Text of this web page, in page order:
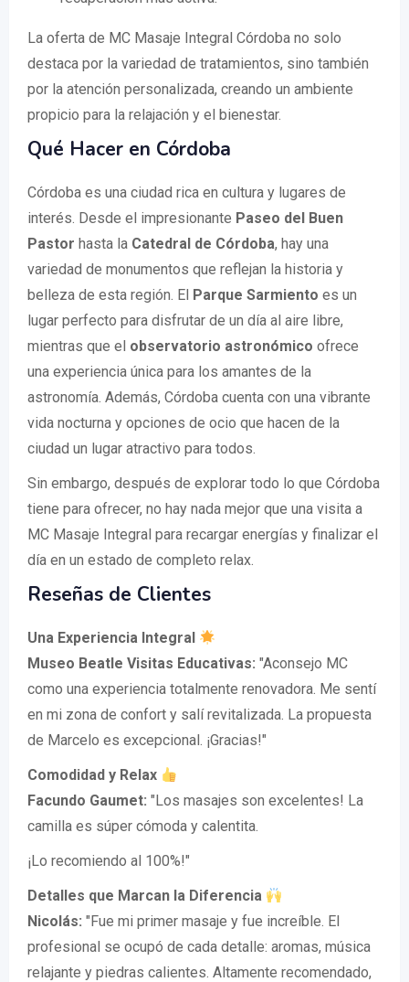
La oferta de MC Masaje Integral Córdoba no solo
destaca por la variedad de tratamientos, sino también
por la atención personalizada, creando un ambiente
propicio para la relajación y el bienestar.
Qué Hacer en Córdoba
Córdoba es una ciudad rica en cultura y lugares de
interés. Desde el impresionante Paseo del Buen
Pastor hasta la Catedral de Córdoba, hay una
variedad de monumentos que reflejan la historia y
belleza de esta región. El Parque Sarmiento es un
lugar perfecto para disfrutar de un día al aire libre,
mientras que el observatorio astronómico ofrece
una experiencia única para los amantes de la
astronomía. Además, Córdoba cuenta con una vibrante
vida nocturna y opciones de ocio que hacen de la
ciudad un lugar atractivo para todos.
Sin embargo, después de explorar todo lo que Córdoba
tiene para ofrecer, no hay nada mejor que una visita a
MC Masaje Integral para recargar energías y finalizar el
día en un estado de completo relax.
Reseñas de Clientes
Una Experiencia Integral
Museo Beatle Visitas Educativas: "Aconsejo MC
como una experiencia totalmente renovadora. Me sentí
en mi zona de confort y salí revitalizada. La propuesta
de Marcelo es excepcional. ¡Gracias!"
Comodidad y Relax
Facundo Gaumet: "Los masajes son excelentes! La
camilla es súper cómoda y calentita.
¡Lo recomiendo al 100%!"
Detalles que Marcan la Diferencia
Nicolás: "Fue mi primer masaje y fue increíble. El
profesional se ocupó de cada detalle: aromas, música
relajante y piedras calientes. Altamente recomendado,